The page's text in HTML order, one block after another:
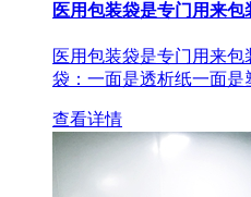
医用包装袋‌是专门用来
医用包装袋‌是专门用来
袋‌：一面是透析纸一面
查看详情